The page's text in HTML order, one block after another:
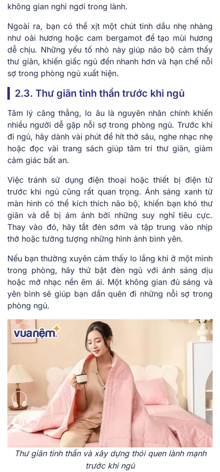
không gian nghỉ ngơi trong lành.
Ngoài ra, bạn có thể xịt một chút tinh dầu nhẹ nhàng
như oải hương hoặc cam bergamot để tạo mùi hương
dễ chịu. Những yếu tố nhỏ này giúp não bộ cảm thấy
thư giãn, khiến giấc ngủ đến nhanh hơn và hạn chế nỗi
sợ trong phòng ngủ xuất hiện.
2.3. Thư giãn tinh thần trước khi ngủ
Tâm lý căng thẳng, lo âu là nguyên nhân chính khiến
nhiều người dễ gặp nỗi sợ trong phòng ngủ. Trước khi
đi ngủ, hãy dành vài phút để hít thở sâu, nghe nhạc nhẹ
hoặc đọc vài trang sách giúp tâm trí thư giãn, giảm
cảm giác bất an.
Việc tránh sử dụng điện thoại hoặc thiết bị điện tử
trước khi ngủ cũng rất quan trọng. Ánh sáng xanh từ
màn hình có thể kích thích não bộ, khiến bạn khó thư
giãn và dễ bị ám ảnh bởi những suy nghĩ tiêu cực.
Thay vào đó, hãy tắt đèn sớm và tập trung vào nhịp
thở hoặc tưởng tượng những hình ảnh bình yên.
Nếu bạn thường xuyên cảm thấy lo lắng khi ở một mình
trong phòng, hãy thử bật đèn ngủ với ánh sáng dịu
hoặc mở nhạc nền êm ái. Một không gian đủ sáng và
yên bình sẽ giúp bạn dần quên đi những nỗi sợ trong
phòng ngủ.
Thư giãn tinh thần và xây dựng thói quen lành mạnh
trước khi ngủ